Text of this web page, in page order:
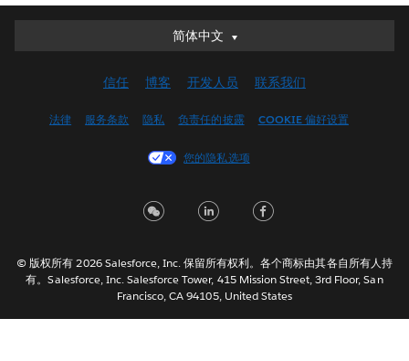
简体中文
简体中文
English (UK)
Français (Canada)
Italiano
한국어
Nederlands
信任 博客 开发人员 联系我们
法律 服务条款 隐私 负责任的披露 COOKIE 偏好设置
您的隐私选项
© 版权所有 2026 Salesforce, Inc. 保留所有权利。各个商标由其各自所有人持
有。Salesforce, Inc. Salesforce Tower, 415 Mission Street, 3rd Floor, San
Francisco, CA 94105, United States